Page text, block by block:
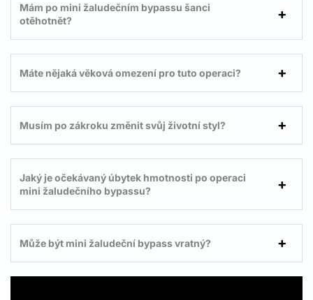
Mám po mini žaludečním bypassu šanci
otěhotnět?
Máte nějaká věková omezení pro tuto operaci?
Musím po zákroku změnit svůj životní styl?
Jaký je očekávaný úbytek hmotnosti po operaci
mini žaludečního bypassu?
Může být mini žaludeční bypass vratný?